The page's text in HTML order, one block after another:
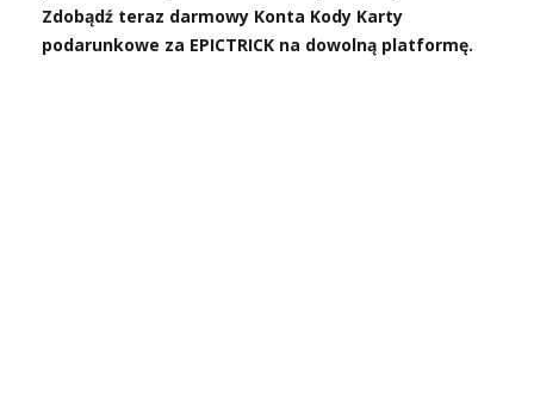
Zdobądź teraz darmowy Konta Kody Karty
podarunkowe za EPICTRICK na dowolną platformę.